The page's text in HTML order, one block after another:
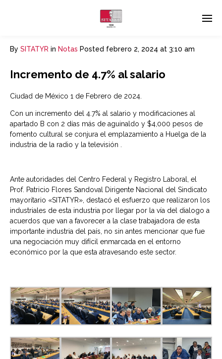
By SITATYR in Notas Posted febrero 2, 2024 at 3:10 am
Incremento de 4.7% al salario
Ciudad de México 1 de Febrero de 2024.
Con un incremento del 4.7% al salario y modificaciones al
apartado B con 2 días más de aguinaldo y $4,000 pesos de
fomento cultural se conjura el emplazamiento a Huelga de la
industria de la radio y la televisión .
Ante autoridades del Centro Federal y Registro Laboral, el
Prof. Patricio Flores Sandoval Dirigente Nacional del Sindicato
mayoritario «SITATYR», destacó el esfuerzo que realizaron los
industriales de esta industria por llegar por la vía del dialogo a
acuerdos que van a favorecer a la clase trabajadora de esta
importante industria del país, no sin antes mencionar que fue
una negociación muy difícil enmarcada en el entorno
económico por la que esta atravesando este sector.